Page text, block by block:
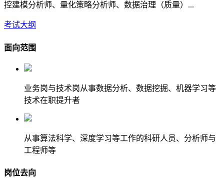
控建模分析师、量化策略分析师、数据治理（质量）...
考试大纲
面向范围
业务岗与技术岗从事数据分析、数据挖掘、机器学习等
技术在职提升者
从事算法科学、深度学习等工作的科研人员、分析师与
工程师等
岗位去向